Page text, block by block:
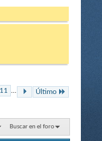
11 ... Último
Buscar en el foro